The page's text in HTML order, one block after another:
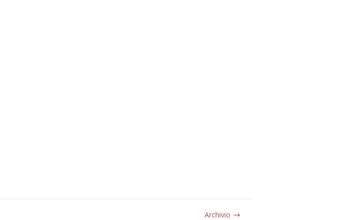
Archivio